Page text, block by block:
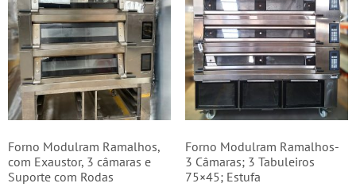
Forno Modulram Ramalhos,
com Exaustor, 3 câmaras e
Suporte com Rodas
Forno Modulram Ramalhos-
3 Câmaras; 3 Tabuleiros
75×45; Estufa